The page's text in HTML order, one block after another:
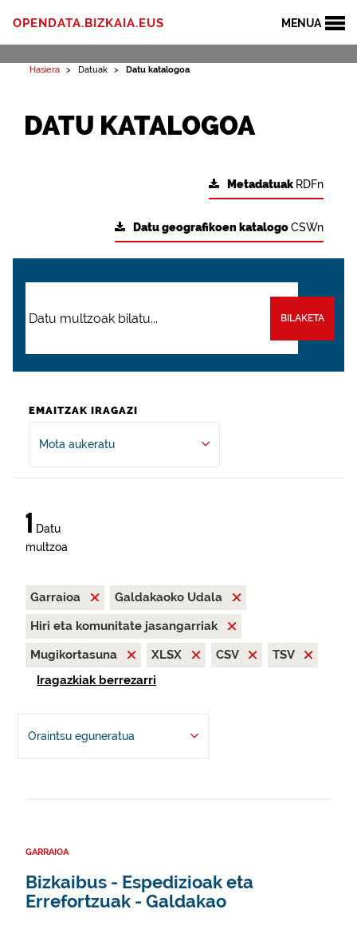
MENUA
OPENDATA.BIZKAIA.EUS
Hasiera Datuak Datu katalogoa
DATU KATALOGOA
Metadatuak RDFn
Datu geografikoen katalogoCSWn
BILAKETA
EMAITZAK IRAGAZI
Mota aukeratu
1 Datu
multzoa
Garraioa
Galdakaoko Udala
Hiri eta komunitate jasangarriak
Mugikortasuna
XLSX CSV
TSV
Iragazkiak berrezarri
Oraintsu eguneratua
GARRAIOA
Bizkaibus - Espedizioak eta
Errefortzuak - Galdakao